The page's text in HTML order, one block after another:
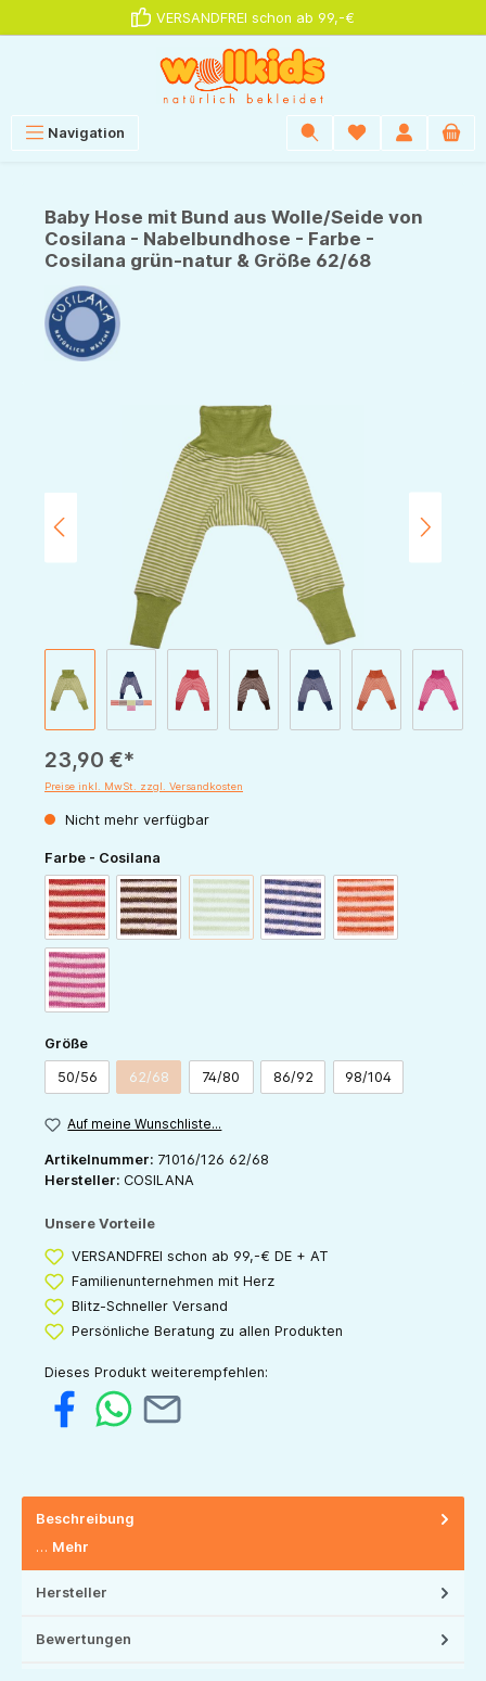
VERSANDFREI schon ab 99,-€
Navigation
Baby Hose mit Bund aus Wolle/Seide von
Cosilana - Nabelbundhose - Farbe -
Cosilana grün-natur & Größe 62/68
Bildergalerie überspringen
23,90 €*
Preise inkl. MwSt. zzgl. Versandkosten
Nicht mehr verfügbar
Farbe - Cosilana
rot-natur schoko-naturgrün-natur
(Diese Option ist zurzeit nicht verfügbar.)
marine-naturorange-natur
pink-natur
Größeauswählen
50/56 62/68(Diese Option ist zurzeit nicht verfügbar.)
74/80 86/92 98/104
Auf meine Wunschliste...
Artikelnummer: 71016/126 62/68
Hersteller: COSILANA
Unsere Vorteile
VERSANDFREI schon ab 99,-€ DE + AT
Familienunternehmen mit Herz
Blitz-Schneller Versand
Persönliche Beratung zu allen Produkten
Dieses Produkt weiterempfehlen:
Beschreibung
… Mehr
Hersteller
Bewertungen